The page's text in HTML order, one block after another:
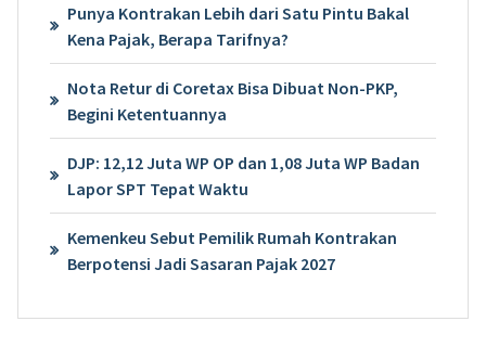
Punya Kontrakan Lebih dari Satu Pintu Bakal
Kena Pajak, Berapa Tarifnya?
Nota Retur di Coretax Bisa Dibuat Non-PKP,
Begini Ketentuannya
DJP: 12,12 Juta WP OP dan 1,08 Juta WP Badan
Lapor SPT Tepat Waktu
Kemenkeu Sebut Pemilik Rumah Kontrakan
Berpotensi Jadi Sasaran Pajak 2027